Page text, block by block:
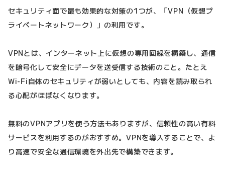
セキュリティ面で最も効果的な対策の1つが、「VPN（仮想プ
ライベートネットワーク）」の利用です。
VPNとは、インターネット上に仮想の専用回線を構築し、通信
を暗号化して安全にデータを送受信する技術のこと。たとえ
Wi-Fi自体のセキュリティが弱いとしても、内容を読み取られ
る心配がほぼなくなります。
無料のVPNアプリを使う方法もありますが、信頼性の高い有料
サービスを利用するのがおすすめ。VPNを導入することで、よ
り高速で安全な通信環境を外出先で構築できます。